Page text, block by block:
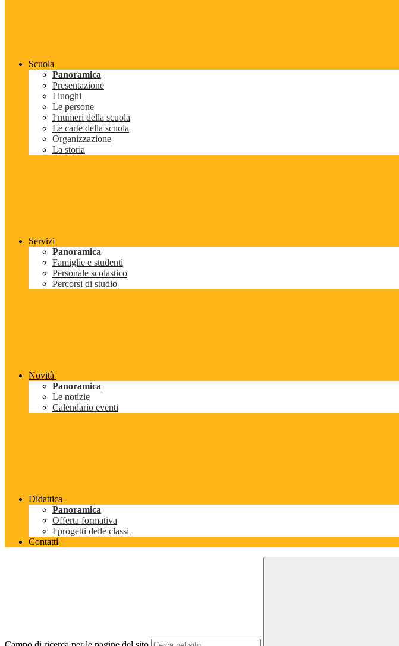
Scuola
Panoramica
Presentazione
I luoghi
Le persone
I numeri della scuola
Le carte della scuola
Organizzazione
La storia
Servizi
Panoramica
Famiglie e studenti
Personale scolastico
Percorsi di studio
Novità
Panoramica
Le notizie
Calendario eventi
Didattica
Panoramica
Offerta formativa
I progetti delle classi
Contatti